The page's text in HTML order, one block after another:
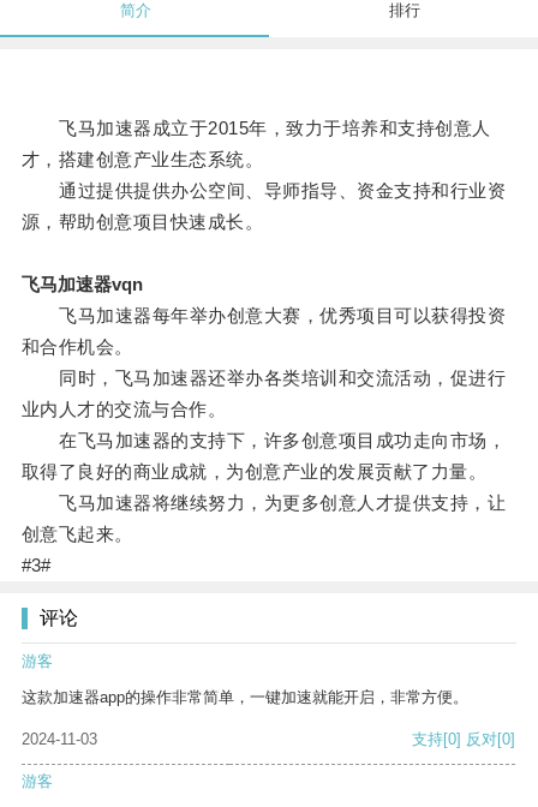
简介 排行
飞马加速器成立于2015年，致力于培养和支持创意人
才，搭建创意产业生态系统。
通过提供提供办公空间、导师指导、资金支持和行业资
源，帮助创意项目快速成长。
飞马加速器vqn
飞马加速器每年举办创意大赛，优秀项目可以获得投资
和合作机会。
同时，飞马加速器还举办各类培训和交流活动，促进行
业内人才的交流与合作。
在飞马加速器的支持下，许多创意项目成功走向市场，
取得了良好的商业成就，为创意产业的发展贡献了力量。
飞马加速器将继续努力，为更多创意人才提供支持，让
创意飞起来。
#3#
评论
游客
这款加速器app的操作非常简单，一键加速就能开启，非常方便。
2024-11-03 支持[0] 反对[0]
游客